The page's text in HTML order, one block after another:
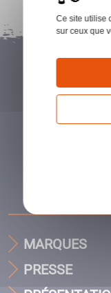
MARQUES
PRESSE
Ce site utilise
sur ceux que